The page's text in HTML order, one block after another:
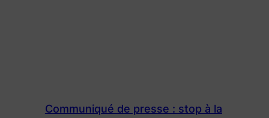
Communiqué de presse : stop à la